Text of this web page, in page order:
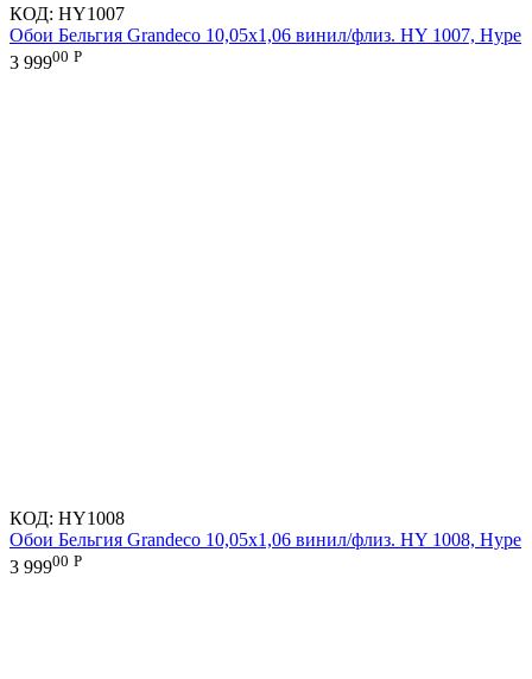
КОД: HY1007
Обои Бельгия Grandeco 10,05х1,06 винил/флиз. HY 1007, Hype
3 99900 Р
КОД: HY1008
Обои Бельгия Grandeco 10,05х1,06 винил/флиз. HY 1008, Hype
3 99900 Р